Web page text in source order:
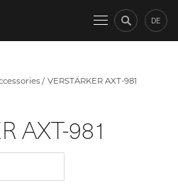
DE
VERSTÄRKER AXT-981
AXT-981